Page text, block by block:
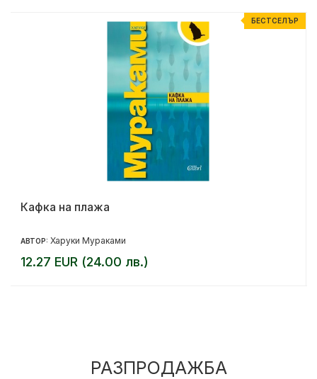
БЕСТСЕЛЪР
Кафка на плажа
АВТОР: Харуки Мураками
12.27 EUR (24.00 лв.)
РАЗПРОДАЖБА